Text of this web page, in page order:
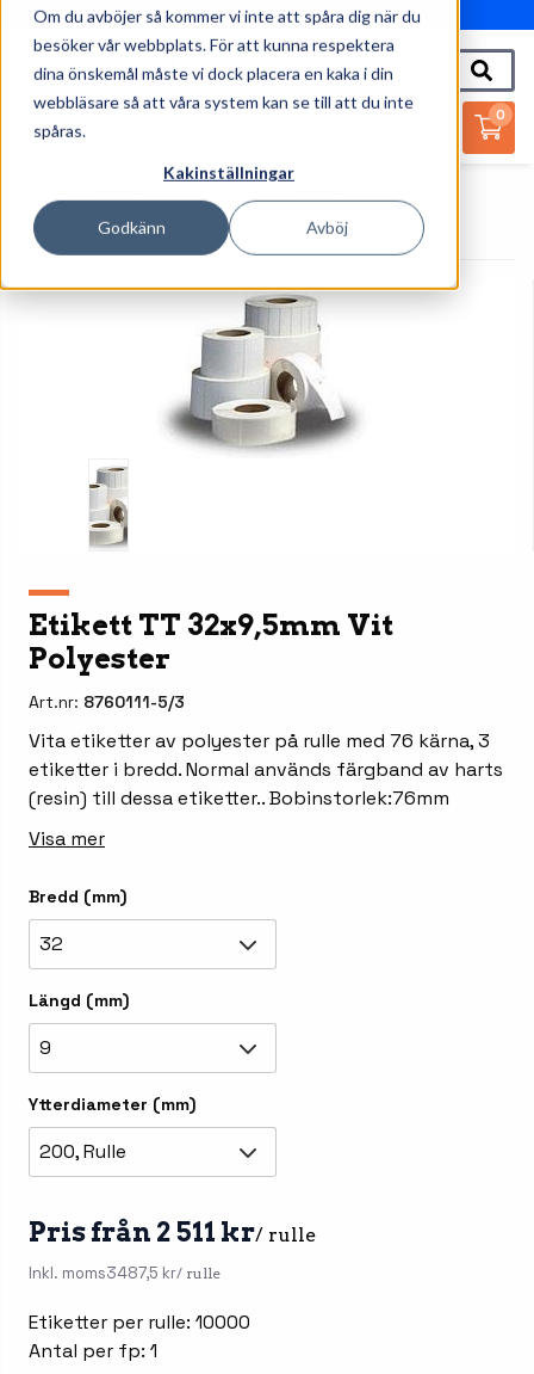
Om du avböjer så kommer vi inte att spåra dig när du
besöker vår webbplats. För att kunna respektera
dina önskemål måste vi dock placera en kaka i din
webbläsare så att våra system kan se till att du inte
spåras.
Kakinställningar
Godkänn Avböj
010-162 61 95
0
Startsida Förbrukningsmaterial
Etiketter
Etikett TT 32x9,5mm Vit Polyester
Etikett TT 32x9,5mm Vit
Polyester
Art.nr: 8760111-5/3
Vita etiketter av polyester på rulle med 76 kärna, 3
etiketter i bredd. Normal används färgband av harts
(resin) till dessa etiketter.. Bobinstorlek:76mm
Visa mer
Bredd (mm)
32
Längd (mm)
9
Ytterdiameter (mm)
200, Rulle
Pris från 2 511 kr/ rulle
Inkl. moms3487,5 kr/ rulle
Etiketter per rulle: 10000
Antal per fp: 1